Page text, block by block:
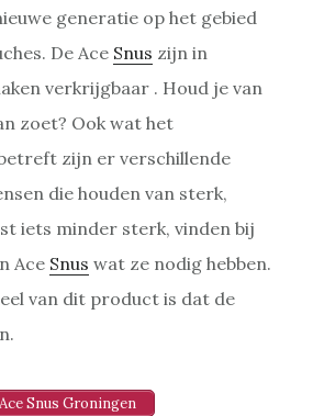
generatie op het gebied
De Ace Snus zijn in
verkrijgbaar . Houd je van
zoet? Ook wat het
zijn er verschillende
die houden van sterk,
iets minder sterk, vinden bij
Ace Snus wat ze nodig hebben.
van dit product is dat de
Ace Snus Groningen